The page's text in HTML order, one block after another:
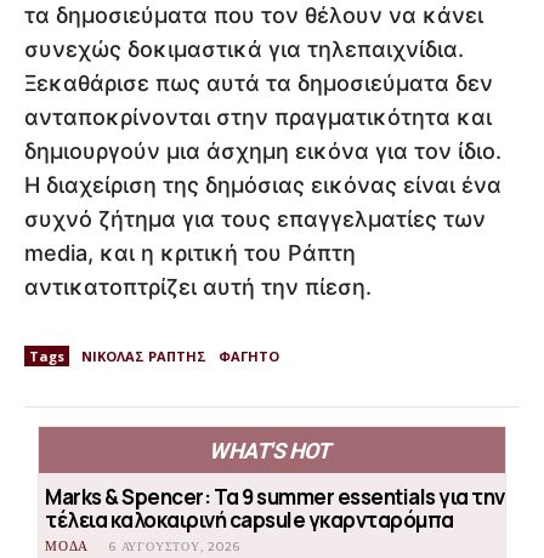
τα δημοσιεύματα που τον θέλουν να κάνει
συνεχώς δοκιμαστικά για τηλεπαιχνίδια.
Ξεκαθάρισε πως αυτά τα δημοσιεύματα δεν
ανταποκρίνονται στην πραγματικότητα και
δημιουργούν μια άσχημη εικόνα για τον ίδιο.
Η διαχείριση της δημόσιας εικόνας είναι ένα
συχνό ζήτημα για τους επαγγελματίες των
media, και η κριτική του Ράπτη
αντικατοπτρίζει αυτή την πίεση.
Tags ΝΙΚΟΛΑΣ ΡΑΠΤΗΣ ΦΑΓΗΤΟ
WHAT'S HOT
Marks & Spencer: Τα 9 summer essentials για την
τέλεια καλοκαιρινή capsule γκαρνταρόμπα
ΜΟΔΑ 6 ΑΥΓΟΎΣΤΟΥ, 2026